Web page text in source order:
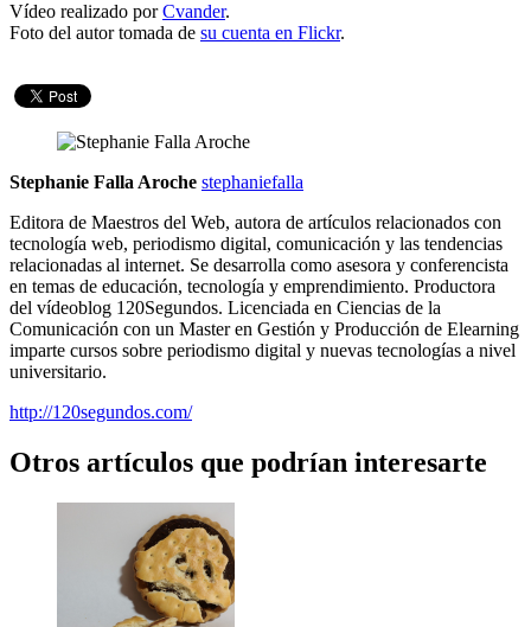
Vídeo realizado porCvander.
Foto del autor tomada de su cuenta en Flickr.
Stephanie Falla Aroche stephaniefalla
Editora de Maestros del Web, autora de artículos relacionados con
tecnología web, periodismo digital, comunicación y las tendencias
relacionadas al internet. Se desarrolla como asesora y conferencista
en temas de educación, tecnología y emprendimiento. Productora
del vídeoblog 120Segundos. Licenciada en Ciencias de la
Comunicación con un Master en Gestión y Producción de Elearning
imparte cursos sobre periodismo digital y nuevas tecnologías a nivel
universitario.
http://120segundos.com/
Otros artículos que podrían interesarte